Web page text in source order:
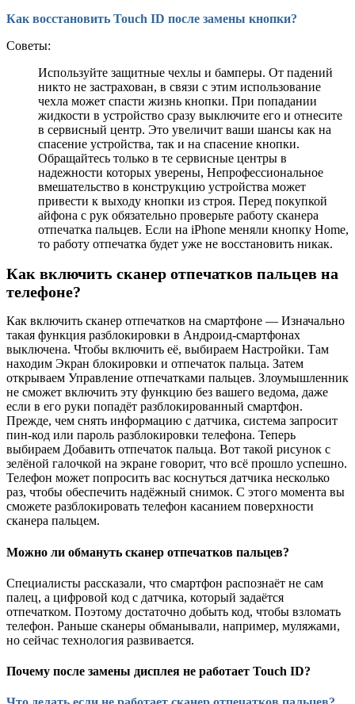
Как восстановить Touch ID после замены кнопки?
Советы:
Используйте защитные чехлы и бамперы. От падений
никто не застрахован, в связи с этим использование
чехла может спасти жизнь кнопки. При попадании
жидкости в устройство сразу выключите его и отнесите
в сервисный центр. Это увеличит ваши шансы как на
спасение устройства, так и на спасение кнопки.
Обращайтесь только в те сервисные центры в
надежности которых уверены, Непрофессиональное
вмешательство в конструкцию устройства может
привести к выходу кнопки из строя. Перед покупкой
айфона с рук обязательно проверьте работу сканера
отпечатка пальцев. Если на iPhone меняли кнопку Home,
то работу отпечатка будет уже не восстановить никак.
Как включить сканер отпечатков пальцев на
телефоне?
Как включить сканер отпечатков на смартфоне — Изначально
такая функция разблокировки в Андроид-смартфонах
выключена. Чтобы включить её, выбираем Настройки. Там
находим Экран блокировки и отпечаток пальца. Затем
открываем Управление отпечатками пальцев. Злоумышленник
не сможет включить эту функцию без вашего ведома, даже
если в его руки попадёт разблокированный смартфон.
Прежде, чем снять информацию с датчика, система запросит
пин-код или пароль разблокировки телефона. Теперь
выбираем Добавить отпечаток пальца. Вот такой рисунок с
зелёной галочкой на экране говорит, что всё прошло успешно.
Телефон может попросить вас коснуться датчика несколько
раз, чтобы обеспечить надёжный снимок. С этого момента вы
сможете разблокировать телефон касанием поверхности
сканера пальцем.
Можно ли обмануть сканер отпечатков пальцев?
Специалисты рассказали, что смартфон распознаёт не сам
палец, а цифровой код с датчика, который задаётся
отпечатком. Поэтому достаточно добыть код, чтобы взломать
телефон. Раньше сканеры обманывали, например, муляжами,
но сейчас технология развивается.
Почему после замены дисплея не работает Touch ID?